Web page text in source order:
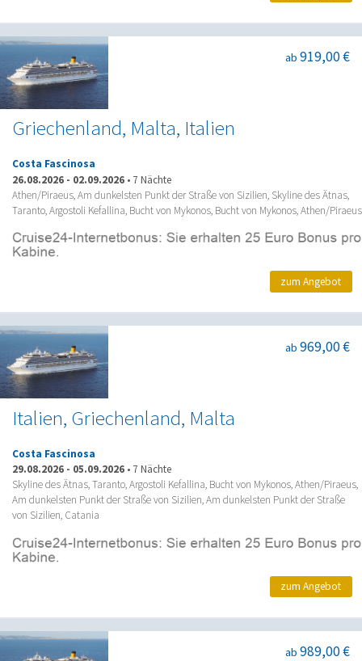
Griechenland, Malta, Italien
ab 919,00 €
Costa Fascinosa
26.08.2026 - 02.09.2026 • 7 Nächte
Athen/Piraeus, Am dunkelsten Punkt der Straße von Sizilien, Skyline des Ätnas,
Taranto, Argostoli Kefallina, Bucht von Mykonos, Bucht von Mykonos, Athen/Piraeus
zum Angebot
Italien, Griechenland, Malta
ab 969,00 €
Costa Fascinosa
29.08.2026 - 05.09.2026 • 7 Nächte
Skyline des Ätnas, Taranto, Argostoli Kefallina, Bucht von Mykonos, Athen/Piraeus,
Am dunkelsten Punkt der Straße von Sizilien, Am dunkelsten Punkt der Straße
von Sizilien, Catania
zum Angebot
ab 989,00 €